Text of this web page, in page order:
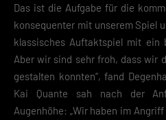
Das ist die Aufgabe für die
konsequenter mit unserem Spiel
klassisches Auftaktspiel mit ein
Aber wir sind sehr froh, dass wir
gestalten konnten“, fand
Kai Quante sah nach der
Augenhöhe: „Wir haben im